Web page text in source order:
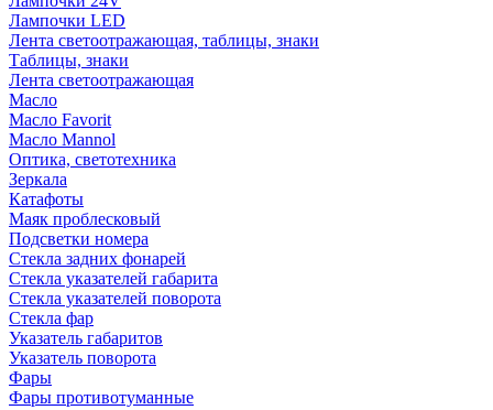
Лампочки LED
Лента светоотражающая, таблицы, знаки
Таблицы, знаки
Лента светоотражающая
Масло
Масло Favorit
Масло Mannol
Оптика, светотехника
Зеркала
Катафоты
Маяк проблесковый
Подсветки номера
Стекла задних фонарей
Стекла указателей габарита
Стекла указателей поворота
Стекла фар
Указатель габаритов
Указатель поворота
Фары
Фары противотуманные